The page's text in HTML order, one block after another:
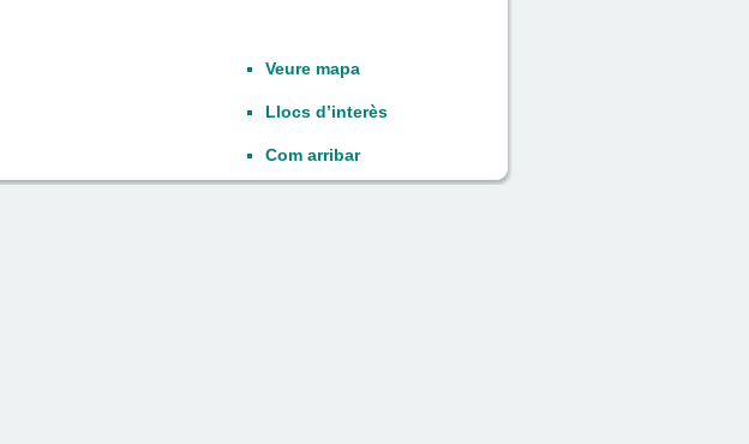
Veure mapa
Llocs d’interès
Com arribar